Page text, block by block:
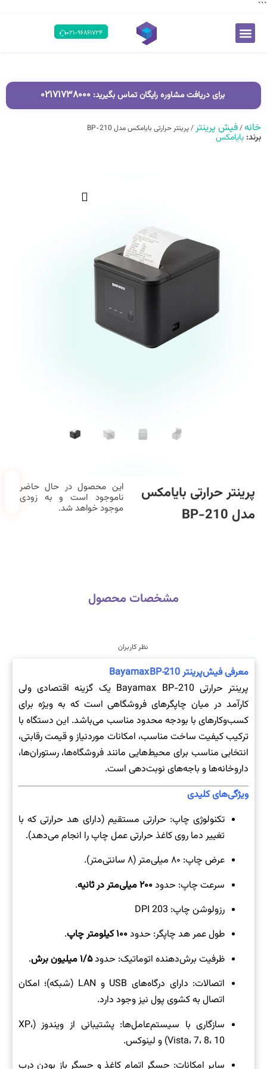
```
۰۲۱-۹۶۸۶۱۷۲۴
برای دریافت مشاوره رایگان تماس بگیرید:۰۲۱۷۱۷۳۸۰۰۰
خانه/فیش پرینتر/ پرینتر حرارتی بایامکس مدل BP-210
برند: بایامکس
پرینتر حرارتی بایامکس
مدل BP-210
این محصول در حال حاضر
ناموجود است و به زودی
موجود خواهد شد.
مشخصات محصول
نظر کاربران
معرفی فیش‌پرینترBayamax BP‑210
پرینتر حرارتی Bayamax BP-210 یک گزینه اقتصادی ولی
کارآمد در میان چاپگرهای فروشگاهی است که به ویژه برای
کسب‌وکارهای با بودجه محدود مناسب می‌باشد. این دستگاه با
ترکیب کیفیت ساخت مناسب، امکانات موردنیاز و قیمت رقابتی،
انتخابی مناسب برای محیط‌هایی مانند فروشگاه‌ها، رستوران‌ها،
داروخانه‌ها و باجه‌های نوبت‌دهی است.
ویژگی‌های کلیدی
تکنولوژی چاپ: حرارتی مستقیم (دارای هد حرارتی که با
تغییر دما روی کاغذ حرارتی عمل چاپ را انجام می‌دهد).
عرض چاپ: ۸۰ میلی‌متر (۸ سانتی‌متر).
سرعت چاپ: حدود۲۰۰ میلی‌متر در ثانیه
.
رزولوشن چاپ: 203 DPI
طول عمر هد چاپگر: حدود۱۰۰ کیلومتر چاپ
.
ظرفیت برش‌دهنده اتوماتیک: حدود۱/۵ میلیون برش
.
اتصالات: دارای درگاه‌های USB و LAN (شبکه)؛ امکان
اتصال به کشوی پول نیز وجود دارد.
سازگاری با سیستم‌عامل‌ها: پشتیبانی از ویندوز (XP،
Vista، 7، 8، 10) و لینوکس.
سایر امکانات: حسگر اتمام کاغذ و حسگر باز بودن درب